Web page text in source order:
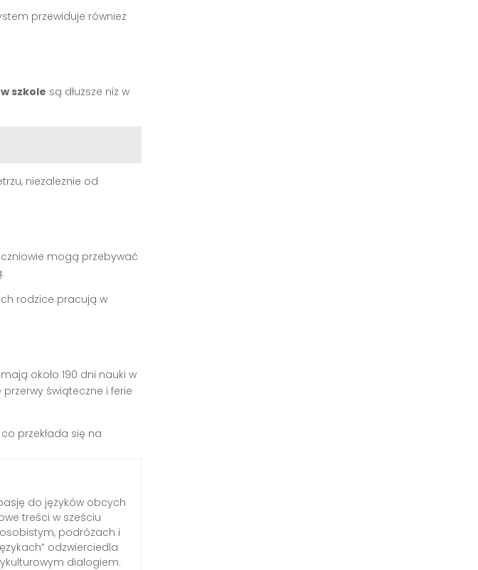
przewiduje również
szkole są dłuższe niż w
niezależnie od
mogą przebywać
rodzice pracują w
około 190 dni nauki w
świąteczne i ferie
przekłada się na
do języków obcych
treści w sześciu
podróżach i
odzwierciedla
dialogiem.